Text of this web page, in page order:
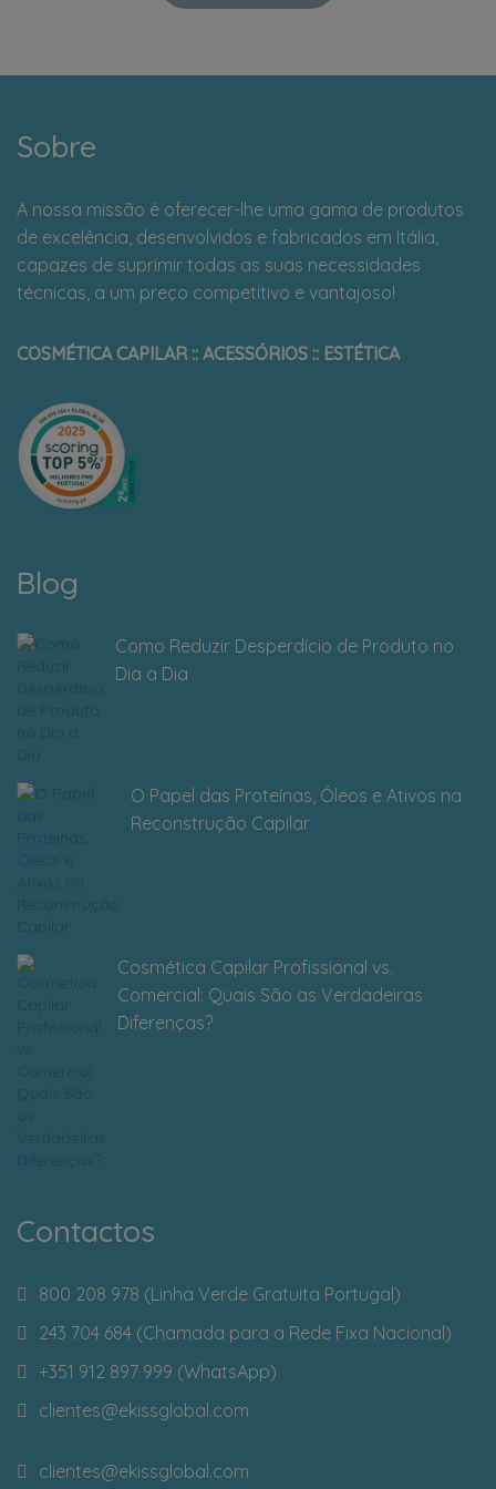
Sobre
A nossa missão é oferecer-lhe uma gama de produtos
de excelência, desenvolvidos e fabricados em Itália,
capazes de suprimir todas as suas necessidades
técnicas, a um preço competitivo e vantajoso!
COSMÉTICA CAPILAR :: ACESSÓRIOS :: ESTÉTICA
Blog
Como Reduzir Desperdício de Produto no
Dia a Dia
O Papel das Proteínas, Óleos e Ativos na
Reconstrução Capilar
Cosmética Capilar Profissional vs.
Comercial: Quais São as Verdadeiras
Diferenças?
Contactos
800 208 978 (Linha Verde Gratuita Portugal)
243 704 684 (Chamada para a Rede Fixa Nacional)
+351 912 897 999 (WhatsApp)
clientes@ekissglobal.com
clientes@ekissglobal.com